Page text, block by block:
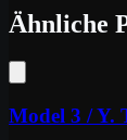
Ähnliche
Model 3 / Y.